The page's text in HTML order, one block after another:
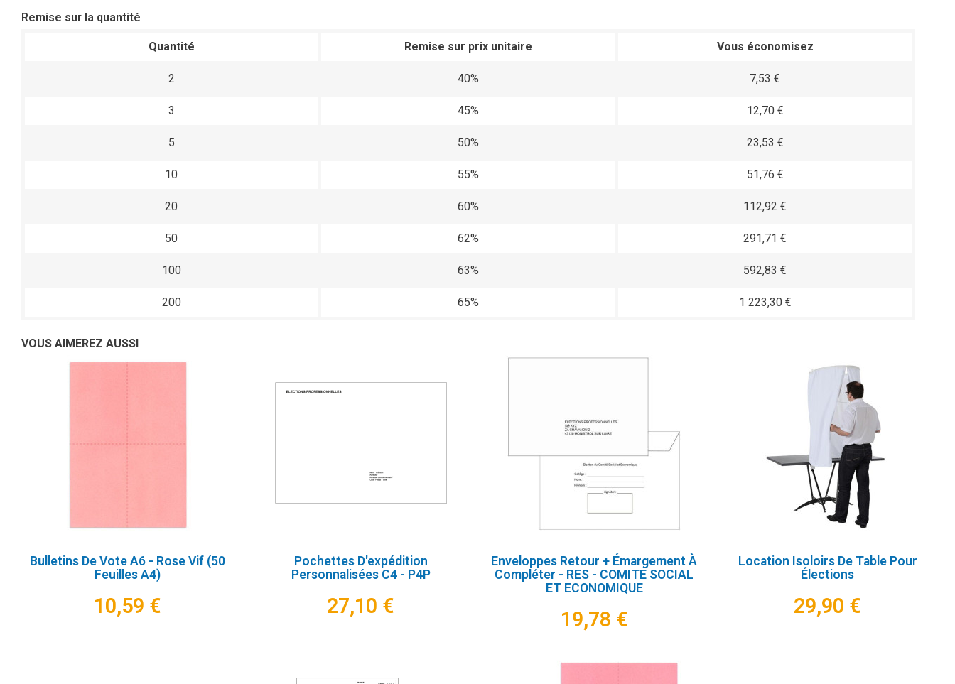
Remise sur la quantité
Quantité Remise sur prix unitaire Vous économisez
2 40% 7,53 €
3 45% 12,70 €
5 50% 23,53 €
10 55% 51,76 €
20 60% 112,92 €
50 62% 291,71 €
100 63% 592,83 €
200 65% 1 223,30 €
VOUS AIMEREZ AUSSI
Bulletins De Vote A6 - Rose Vif (50
Feuilles A4)
10,59 €
Pochettes D'expédition
Personnalisées C4 - P4P
27,10 €
Enveloppes Retour + Émargement À
Compléter - RES - COMITE SOCIAL
ET ECONOMIQUE
19,78 €
Location Isoloirs De Table Pour
Élections
29,90 €